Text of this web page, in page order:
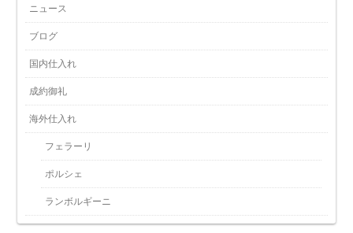
ニュース
ブログ
国内仕入れ
成約御礼
海外仕入れ
フェラーリ
ポルシェ
ランボルギーニ